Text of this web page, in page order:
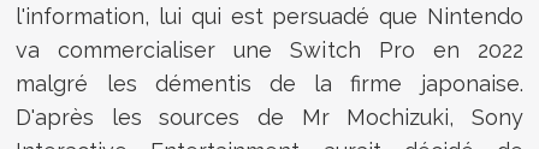
l'information, lui qui est persuadé que Nintendo
va commercialiser une Switch Pro en 2022
malgré les démentis de la firme japonaise.
D'après les sources de Mr Mochizuki, Sony